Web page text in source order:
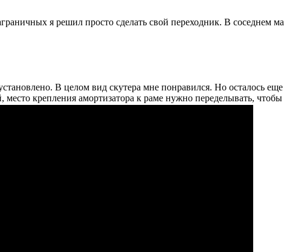
я решил просто сделать свой переходник. В соседнем
В целом вид скутера мне понравился. Но осталось
крепления амортизатора к раме нужно переделывать,